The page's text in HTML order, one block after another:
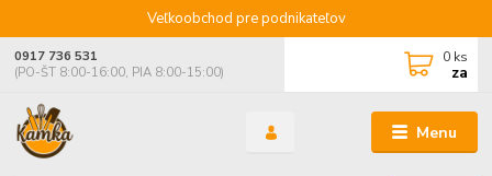
Veľkoobchod pre podnikateľov
Menu
0917 736 531
(PO-ŠT 8:00-16:00, PIA 8:00-15:00)
0 ks
za